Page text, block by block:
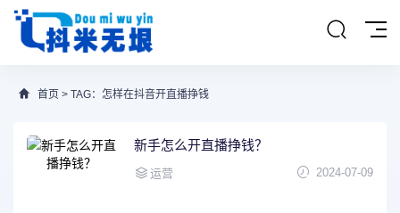
首页 > TAG：怎样在抖音开直播挣钱
新手怎么开直播挣钱？
运营 2024-07-09